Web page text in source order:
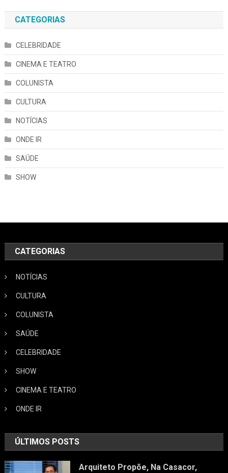
CATEGORIAS
CELEBRIDADE
CINEMA E TEATRO
COLUNISTA
CULTURA
NOTÍCIAS
ONDE IR
SAÚDE
SHOW
CATEGORIAS
NOTÍCIAS
CULTURA
COLUNISTA
SAÚDE
CELEBRIDADE
SHOW
CINEMA E TEATRO
ONDE IR
ÚLTIMOS POSTS
Arquiteto Propõe, Na Casacor,